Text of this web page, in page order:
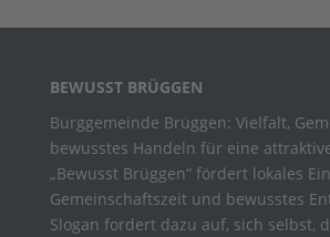
BEWUSST BRÜGGEN
Burggemeinde Brüggen: Vielfalt,
bewusstes Handeln für eine
„Bewusst Brüggen“ fördert lokales
Gemeinschaftszeit und bewusstes
Slogan fordert dazu auf, sich selbst,